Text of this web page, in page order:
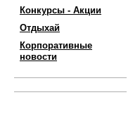
Конкурсы - Акции
Отдыхай
Корпоративные
новости